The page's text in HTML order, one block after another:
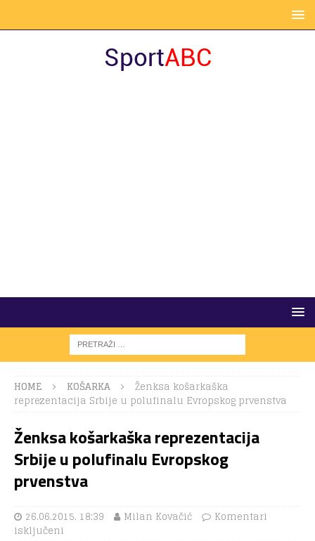
HOME KOŠARKA
Ženksa košarkaška
reprezentacija Srbije u polufinalu Evropskog prvenstva
Ženksa košarkaška reprezentacija
Srbije u polufinalu Evropskog
prvenstva
26.06.2015. 18:39 Milan Kovačić
Komentari
isključeni